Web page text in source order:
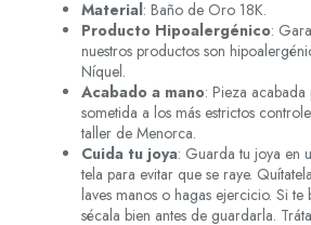
Material: Baño de Oro 18K.
Producto Hipoalergénico:
nuestros productos son
Níquel.
Acabado a mano: Pieza
sometida a los más estrictos
taller de Menorca.
Cuida tu joya: Guarda tu joya en
tela para evitar que se raye.
laves manos o hagas ejercicio. Si te
sécala bien antes de guardarla.